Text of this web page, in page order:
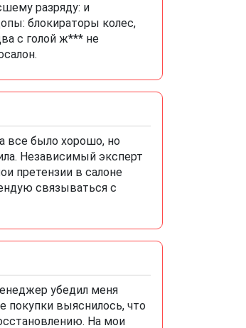
разряду: и
блокираторы колес,
с голой ж*** не
все было хорошо, но
Независимый эксперт
претензии в салоне
связываться с
убедил меня
покупки выяснилось, что
На мои